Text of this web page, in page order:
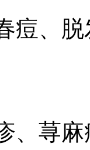
痘、
、荨